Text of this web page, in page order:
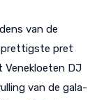
van de
prettigste pret
Venekloeten DJ
van de gala-